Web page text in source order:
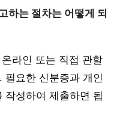
하는 절차는 어떻게 되
라인 또는 직접 관할
필요한 신분증과 개인
작성하여 제출하면 됩